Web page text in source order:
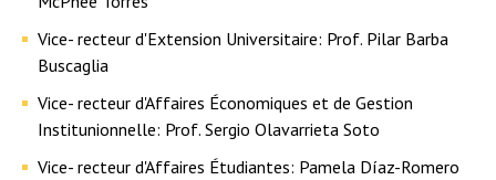
Vice- recteur d'Extension Universitaire: Prof. Pilar Barba
Buscaglia
Vice- recteur d'Affaires Économiques et de Gestion
Institunionnelle: Prof. Sergio Olavarrieta Soto
Vice- recteur d'Affaires Étudiantes: Pamela Díaz-Romero